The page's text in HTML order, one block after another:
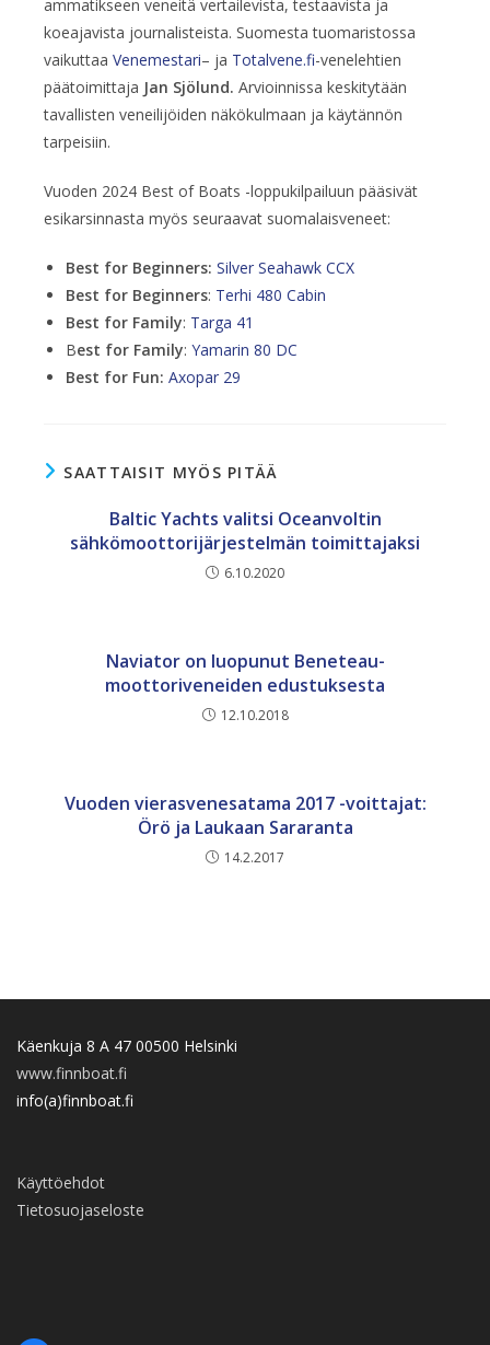
ammatikseen veneitä vertailevista, testaavista ja
koeajavista journalisteista. Suomesta tuomaristossa
vaikuttaa Venemestari– ja Totalvene.fi-venelehtien
päätoimittaja Jan Sjölund. Arvioinnissa keskitytään
tavallisten veneilijöiden näkökulmaan ja käytännön
tarpeisiin.
Vuoden 2024 Best of Boats -loppukilpailuun pääsivät
esikarsinnasta myös seuraavat suomalaisveneet:
Best for Beginners: Silver Seahawk CCX
Best for Beginners: Terhi 480 Cabin
Best for Family: Targa 41
Best for Family: Yamarin 80 DC
Best for Fun: Axopar 29
SAATTAISIT MYÖS PITÄÄ
Baltic Yachts valitsi Oceanvoltin
sähkömoottorijärjestelmän toimittajaksi
6.10.2020
Naviator on luopunut Beneteau-
moottoriveneiden edustuksesta
12.10.2018
Vuoden vierasvenesatama 2017 -voittajat:
Örö ja Laukaan Sararanta
14.2.2017
Käenkuja 8 A 47 00500 Helsinki
www.finnboat.fi
info(a)finnboat.fi
Käyttöehdot
Tietosuojaseloste